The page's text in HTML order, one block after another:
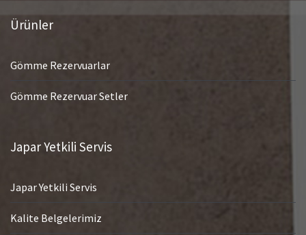
Ürünler
Gömme Rezervuarlar
Gömme Rezervuar Setler
Japar Yetkili Servis
Japar Yetkili Servis
Kalite Belgelerimiz